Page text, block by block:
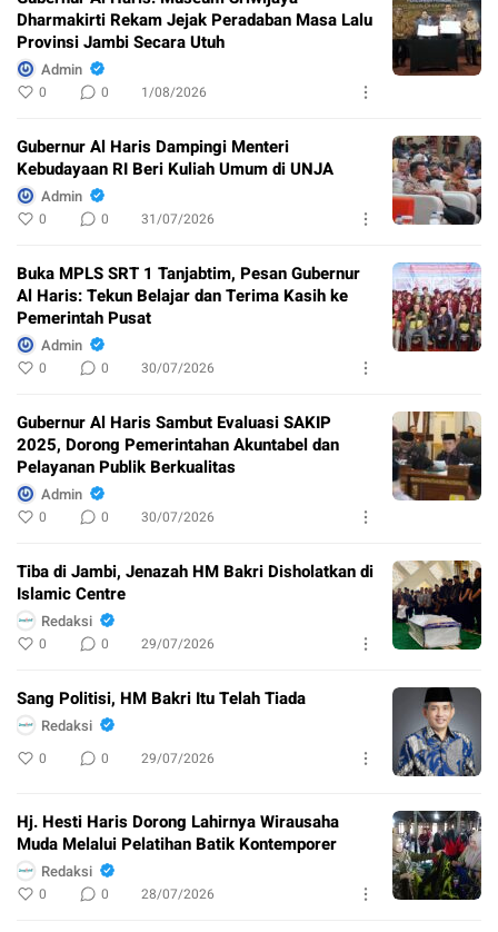
Dharmakirti Rekam Jejak Peradaban Masa Lalu
Provinsi Jambi Secara Utuh
Admin
0 0 1/08/2026
Gubernur Al Haris Dampingi Menteri
Kebudayaan RI Beri Kuliah Umum di UNJA
Admin
0 0 31/07/2026
Buka MPLS SRT 1 Tanjabtim, Pesan Gubernur
Al Haris: Tekun Belajar dan Terima Kasih ke
Pemerintah Pusat
Admin
0 0 30/07/2026
Gubernur Al Haris Sambut Evaluasi SAKIP
2025, Dorong Pemerintahan Akuntabel dan
Pelayanan Publik Berkualitas
Admin
0 0 30/07/2026
Tiba di Jambi, Jenazah HM Bakri Disholatkan di
Islamic Centre
Redaksi
0 0 29/07/2026
Sang Politisi, HM Bakri Itu Telah Tiada
Redaksi
0 0 29/07/2026
Hj. Hesti Haris Dorong Lahirnya Wirausaha
Muda Melalui Pelatihan Batik Kontemporer
Redaksi
0 0 28/07/2026